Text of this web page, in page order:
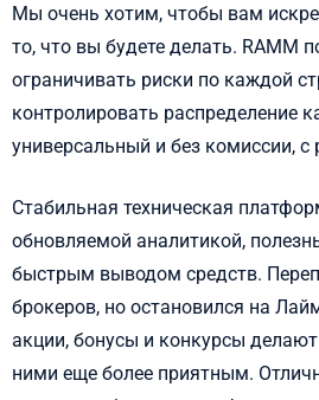
Мы очень хотим, чтобы вам
то, что вы будете делать. RAMM
ограничивать риски по каждой
контролировать распределение
универсальный и без комиссии,
Стабильная техническая
обновляемой аналитикой,
быстрым выводом средств.
брокеров, но остановился на
акции, бонусы и конкурсы
ними еще более приятным.